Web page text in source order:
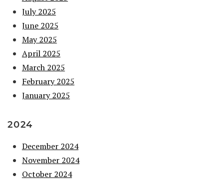
July 2025
June 2025
May 2025
April 2025
March 2025
February 2025
January 2025
2024
December 2024
November 2024
October 2024